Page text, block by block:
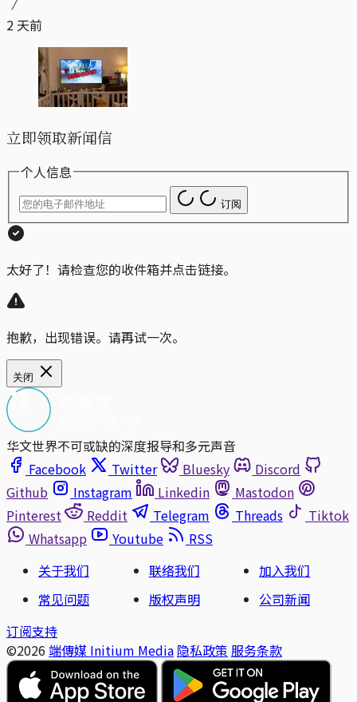
2 天前
立即领取新闻信
个人信息
订阅
太好了！请检查您的收件箱并点击链接。
抱歉，出现错误。请再试一次。
关闭
华文世界不可或缺的深度报导和多元声音
Facebook
Twitter Bluesky
Discord
Github
Instagram Linkedin
Mastodon
Pinterest
Reddit Telegram Threads
Tiktok
Whatsapp
Youtube
RSS
关于我们
联络我们
加入我们
常见问题
版权声明
公司新闻
订阅支持
©2026 端傳媒 Initium Media 隐私政策 服务条款